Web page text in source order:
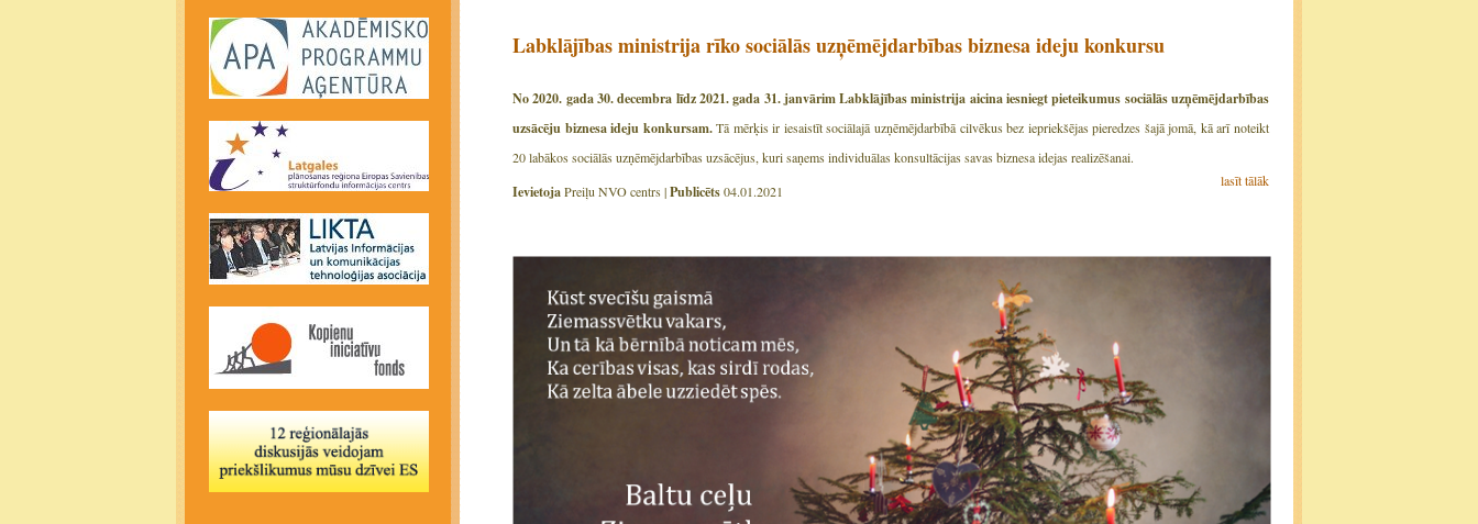
Labklājības ministrija rīko sociālās uzņēmējdarbības biznesa ideju konkursu
No 2020. gada 30. decembra līdz 2021. gada 31. janvārim Labklājības ministrija aicina iesniegt pieteikumus sociālās uzņēmējdarbības
uzsācēju biznesa ideju konkursam.Tā mērķis ir iesaistīt sociālajā uzņēmējdarbībā cilvēkus bez iepriekšējas pieredzes šajā jomā, kā arī noteikt
20 labākos sociālās uzņēmējdarbības uzsācējus, kuri saņems individuālas konsultācijas savas biznesa idejas realizēšanai.
lasīt tālāk
IevietojaPreiļu NVO centrs |Publicēts04.01.2021